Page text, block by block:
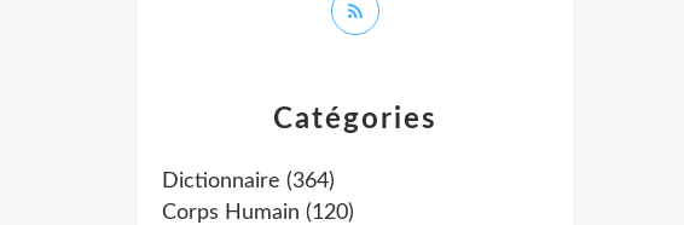
Catégories
Dictionnaire (364)
Corps Humain (120)